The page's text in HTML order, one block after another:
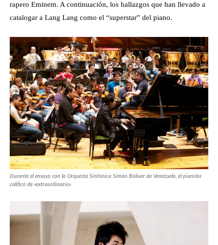
rapero Eminem. A continuación, los hallazgos que han llevado a
catalogar a Lang Lang como el “superstar” del piano.
Durante el ensayo con la Orquesta Sinfónica Simón Bolívar de Venezuela, el pianista
calificó de «extraordinario»